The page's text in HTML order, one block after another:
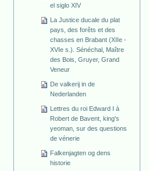
el siglo XIV
La Justice ducale du plat
pays, des forêts et des
chasses en Brabant (XIIe -
XVIe s.). Sénéchal, Maître
des Bois, Gruyer, Grand
Veneur
De valkerij in de
Nederlanden
Lettres du roi Edward I à
Robert de Bavent, king's
yeoman, sur des questions
de vénerie
Falkenjagten og dens
historie